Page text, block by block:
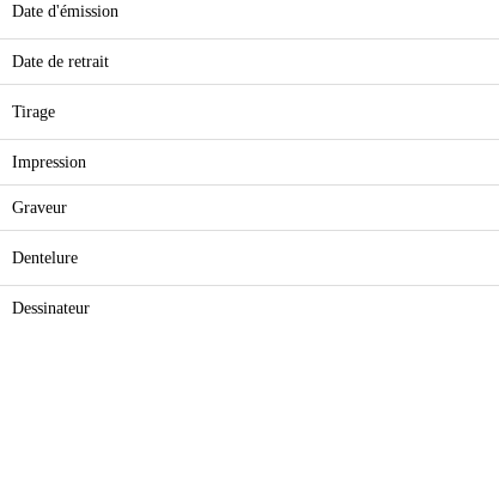
Date d'émission
Date de retrait
Tirage
Impression
Graveur
Dentelure
Dessinateur